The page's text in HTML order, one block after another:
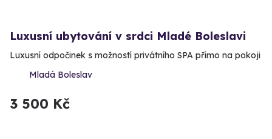
Luxusní ubytování v srdci Mladé Boleslavi
Luxusní odpočinek s možností privátního SPA přímo na pokoji
Mladá Boleslav
3 500 Kč